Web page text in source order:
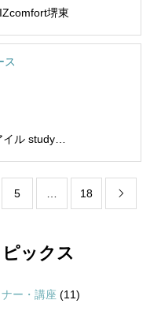
堺東
ス
アイル study&work studio
5 18 
ックス
ー・講座 (11)